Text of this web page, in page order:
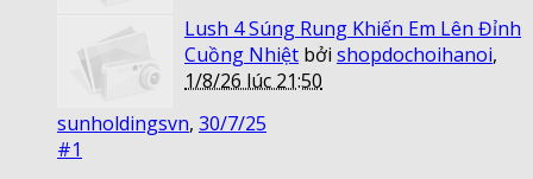
Lush 4 Súng Rung Khiến Em Lên Đỉnh
Cuồng Nhiệt bởi shopdochoihanoi,
1/8/26 lúc 21:50
sunholdingsvn, 30/7/25
#1